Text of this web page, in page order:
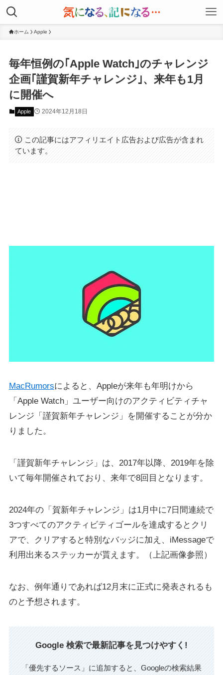
ホーム Apple
毎年恒例の｢Apple Watch｣のチャレンジ
企画｢謹賀新年チャレンジ｣、来年も1月
に開催へ
Apple 2024年12月18日
この記事にはアフィリエイト広告および広告が含まれ
ています。
MacRumorsによると、Appleが来年も年明けから
「Apple Watch」ユーザー向けのアクティビティチャ
レンジ「謹賀新年チャレンジ」を開催することが分か
りました。
「謹賀新年チャレンジ」は、2017年以降、2019年を除
いて毎年開催されており、来年で8回目となります。
2024年の「賀新年チャレンジ」は1月中に7日間連続で
3つすべてのアクティビティゴールを達成するとクリ
アで、クリアすると特別なバッジに加え、iMessageで
利用出来るステッカーが貰えます。（上記画像参照）
なお、例年通りであれば12月末に正式に発表されるも
のと予想されます。
Google 検索で最新記事を見つけやすく!
「優先するソース」に追加すると、Googleの検索結果